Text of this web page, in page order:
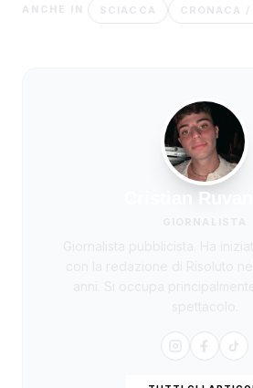
ANCHE IN SCIACCA CRONACA
Cristian